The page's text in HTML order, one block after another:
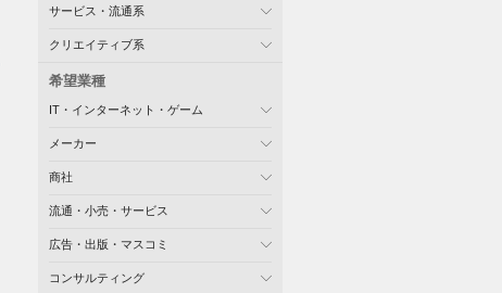
サービス・流通系
クリエイティブ系
希望業種
IT・インターネット・ゲーム
メーカー
商社
流通・小売・サービス
広告・出版・マスコミ
コンサルティング